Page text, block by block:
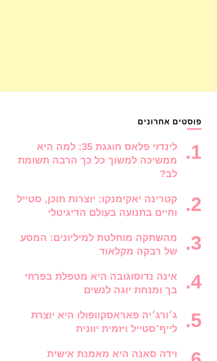
פוסטים אחרונים
לינדזי פלאס חוגגת 35: למה היא
ממשיכה למשוך כל כך הרבה תשומת
לב?
קטרינה יאקימנקו: יוצרות תוכן, סטייל
וחיים בתנועה בעולם הדיגיטלי
מהשתקה מוחלטת למיליונים: המסע
של רבקה מקלאוד
אינה נדוסוגובה היא מטפלת בפרחי
בך ומנחת יוגה לנשים
ג׳ורג׳יה פאראסקוופולו היא יוצרת
לייף־סטייל ויזמית יוונית
וידה סאנה היא מאמנת אישית